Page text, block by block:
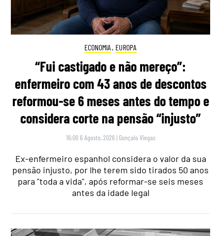
ECONOMIA , EUROPA
“Fui castigado e não mereço”:
enfermeiro com 43 anos de descontos
reformou-se 6 meses antes do tempo e
considera corte na pensão “injusto”
16:00 6 Agosto, 2026 | Gonçalo Viegas
Ex-enfermeiro espanhol considera o valor da sua
pensão injusto, por lhe terem sido tirados 50 anos
para "toda a vida", após reformar-se seis meses
antes da idade legal